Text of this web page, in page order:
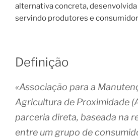
alternativa concreta,
servindo produtores e
Definição
«Associação para a
Agricultura de Proximidade
parceria direta, baseada na
entre um grupo de